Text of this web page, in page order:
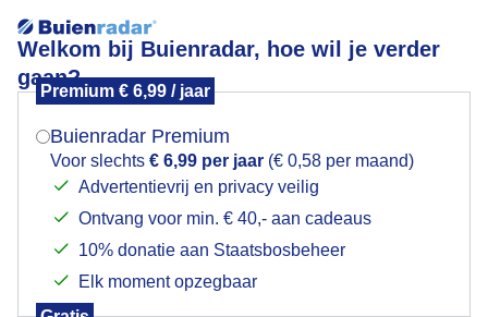
Welkom bij Buienradar, hoe wil je verder
gaan?
Premium € 6,99 / jaar
Buienradar Premium
Voor slechts € 6,99 per jaar (€ 0,58 per maand)
Advertentievrij en privacy veilig
Ontvang voor min. € 40,- aan cadeaus
10% donatie aan Staatsbosbeheer
Elk moment opzegbaar
oleanderbloem
Een moment geduld aub...
Mogen we je locatie gebruiken voor het
Indien je hier nog geen akkoord op hebt gegeven,
verschijnt er zo een pop-up uit je browser waarin